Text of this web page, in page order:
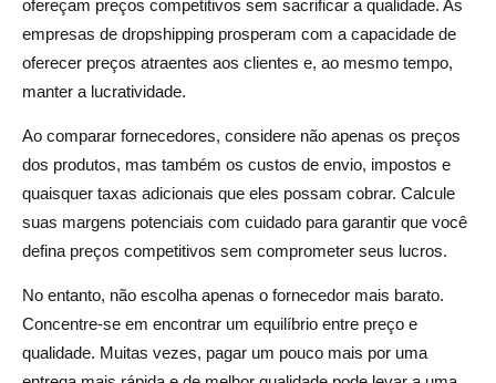
ofereçam preços competitivos sem sacrificar a qualidade. As
empresas de dropshipping prosperam com a capacidade de
oferecer preços atraentes aos clientes e, ao mesmo tempo,
manter a lucratividade.
Ao comparar fornecedores, considere não apenas os preços
dos produtos, mas também os custos de envio, impostos e
quaisquer taxas adicionais que eles possam cobrar. Calcule
suas margens potenciais com cuidado para garantir que você
defina preços competitivos sem comprometer seus lucros.
No entanto, não escolha apenas o fornecedor mais barato.
Concentre-se em encontrar um equilíbrio entre preço e
qualidade. Muitas vezes, pagar um pouco mais por uma